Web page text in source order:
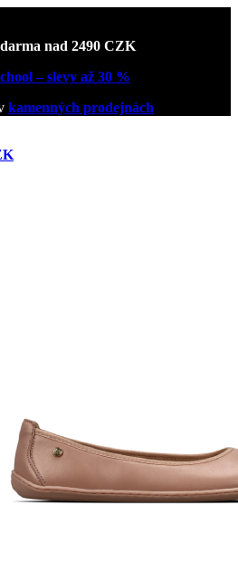
nad 2490 CZK
– slevy až 30 %
kamenných prodejnách